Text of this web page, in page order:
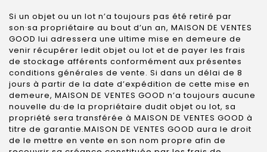
Si un objet ou un lot n’a toujours pas été retiré par
son·sa propriétaire au bout d’un an, MAISON DE VENTES
GOOD lui adressera une ultime mise en demeure de
venir récupérer ledit objet ou lot et de payer les frais
de stockage afférents conformément aux présentes
conditions générales de vente. Si dans un délai de 8
jours à partir de la date d’expédition de cette mise en
demeure, MAISON DE VENTES GOOD n’a toujours aucune
nouvelle du·de la propriétaire dudit objet ou lot, sa
propriété sera transférée à MAISON DE VENTES GOOD à
titre de garantie.MAISON DE VENTES GOOD aura le droit
de le mettre en vente en son nom propre afin de